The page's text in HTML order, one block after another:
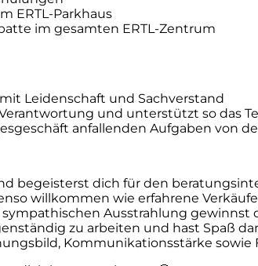
ERTL-Parkhaus
im gesamten ERTL-Zentrum
Leidenschaft und Sachverstand
und unterstützt so das
anfallenden Aufgaben von
begeisterst dich für den
willkommen wie erfahrene
Ausstrahlung gewinnst
zu arbeiten und hast Spaß
Kommunikationsstärke